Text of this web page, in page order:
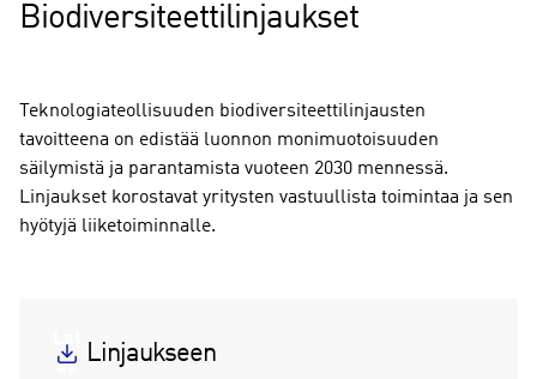
Biodiversiteettilinjaukset
Teknologiateollisuuden biodiversiteettilinjausten
tavoitteena on edistää luonnon monimuotoisuuden
säilymistä ja parantamista vuoteen 2030 mennessä.
Linjaukset korostavat yritysten vastuullista toimintaa ja sen
hyötyjä liiketoiminnalle.
Linjaukseen
aa